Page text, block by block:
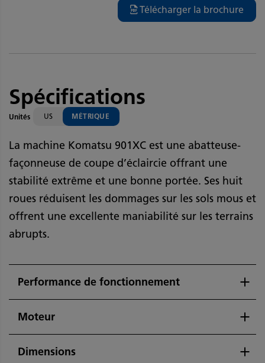
Télécharger la brochure
Spécifications
Unités US MÉTRIQUE
La machine Komatsu 901XC est une abatteuse-
façonneuse de coupe d’éclaircie offrant une
stabilité extrême et une bonne portée. Ses huit
roues réduisent les dommages sur les sols mous et
offrent une excellente maniabilité sur les terrains
abrupts.
Performance de fonctionnement
Moteur
Dimensions